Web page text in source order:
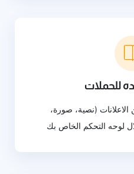
للحملات
(نصية، صورة،
لوحه التحكم الخاص بك